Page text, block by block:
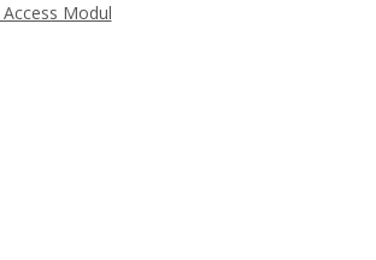
Access Modul